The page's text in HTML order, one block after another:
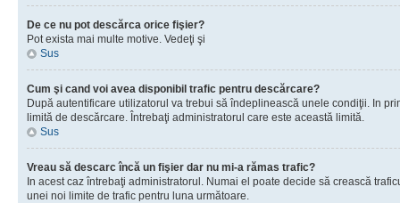
De ce nu pot descărca orice fişier?
Pot exista mai multe motive. Vedeţi şi
Sus
Cum şi cand voi avea disponibil trafic pentru descărcare?
După autentificare utilizatorul va trebui să îndeplinească unele condiţii. In
limită de descărcare. Întrebaţi administratorul care este această limită.
Sus
Vreau să descarc încă un fişier dar nu mi-a rămas trafic?
In acest caz întrebaţi administratorul. Numai el poate decide să crească
unei noi limite de trafic pentru luna următoare.